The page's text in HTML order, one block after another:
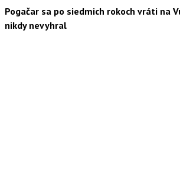
Pogačar sa po siedmich rokoch vráti na
nikdy nevyhral